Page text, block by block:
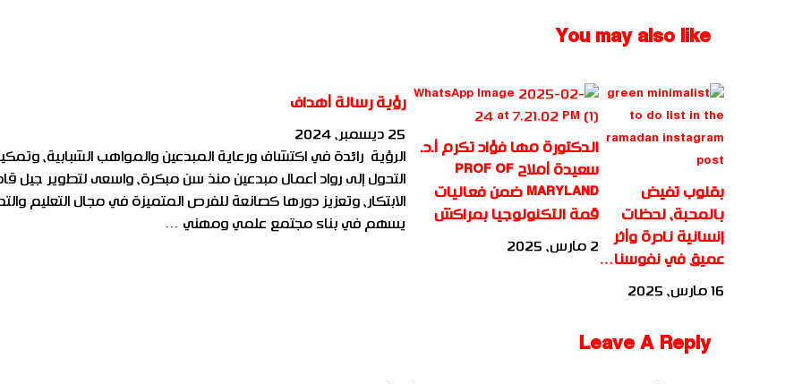
You may also like
بقلوب تفيض
بالمحبة، لحظات
إنسانية نادرة وأثر
عميق في نفوسنا…
16 مارس، 2025
الدكتورة مها فؤاد تكرم أ.د.
سعيدة أملاح PROF OF
MARYLAND ضمن فعاليات
قمة التكنولوجيا بمراكش
2 مارس، 2025
رؤية رسالة أهداف
25 ديسمبر، 2024
الرؤية رائدة في اكتشاف ورعاية المبدعين والمواهب الشبابية،
التحول إلى رواد أعمال مبدعين منذ سن مبكرة، واسعى لتطوير جيل
الابتكار، وتعزيز دورها كصانعة للفرص المتميزة في مجال التعليم
يسهم في بناء مجتمع علمي ومهني …
Leave A Reply